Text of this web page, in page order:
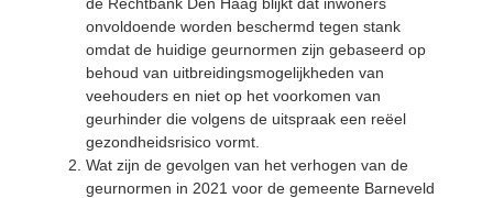
onvoldoende worden beschermd tegen stank
omdat de huidige geurnormen zijn gebaseerd op
behoud van uitbreidingsmogelijkheden van
veehouders en niet op het voorkomen van
geurhinder die volgens de uitspraak een reëel
gezondheidsrisico vormt.
Wat zijn de gevolgen van het verhogen van de
geurnormen in 2021 voor de gemeente Barneveld